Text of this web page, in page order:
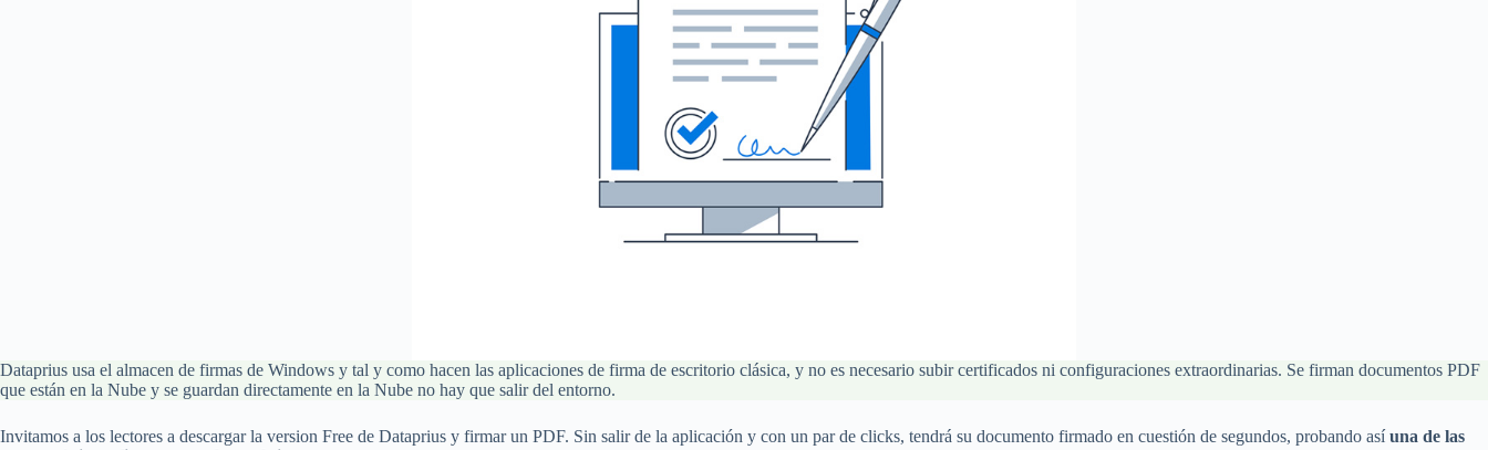
Dataprius usa el almacen de firmas de Windows y tal y como hacen las aplicaciones de firma de escritorio clásica, y no es necesario subir certificados ni configuraciones extraordinarias. Se firman documentos PDF
que están en la Nube y se guardan directamente en la Nube no hay que salir del entorno.
Invitamos a los lectores a descargar la version Free de Dataprius y firmar un PDF. Sin salir de la aplicación y con un par de clicks, tendrá su documento firmado en cuestión de segundos, probando asíuna de las